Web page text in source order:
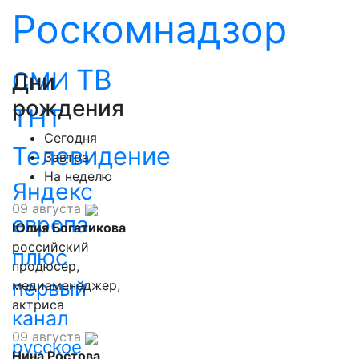
Роскомнадзор
СМИ ТВ
ТНТ
Телевидение
Яндекс
европа
плюс
первый
канал
русское
Дни
рождения
Сегодня
Завтра
На неделю
09 августа
Юлия Богатикова
российский
продюсер,
медиаменеджер,
актриса
09 августа
Нина Ростова